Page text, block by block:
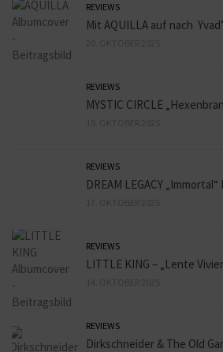
REVIEWS
Mit AQUILLA auf nach
REVIEWS
MYSTIC CIRCLE
REVIEWS
DREAM LEGACY
REVIEWS
LITTLE KING – „Lente
REVIEWS
Dirkschneider & The Old